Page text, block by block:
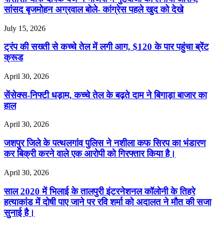
सांसद बृजमोहन अग्रवाल बोले- कांग्रेस पहले खुद को देखे
July 15, 2026
ट्रंप की सख्ती से कच्चे तेल में लगी आग, $120 के पार पहुंचा ब्रेंट
क्रूड
April 30, 2026
सेंसेक्स-निफ्टी धड़ाम, कच्चे तेल के बढ़ते दाम ने बिगाड़ा बाजार का
हाल
April 30, 2026
जशपुर जिले के पत्थलगांव पुलिस ने नशीला कफ सिरप का भंडारण
कर बिक्री करने वाले एक आरोपी को गिरफ्तार किया है।
April 30, 2026
साल 2020 में भिलाई के तालपुरी इंटरनेशनल कॉलोनी के तिहरे
हत्याकांड में दोषी पाए जाने पर रवि शर्मा को अदालत ने मौत की सजा
सुनाई है।